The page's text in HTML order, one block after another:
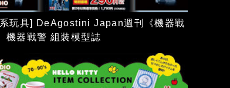
玩具] DeAgostini Japan週刊《機器戰
機器戰警 組裝模型誌